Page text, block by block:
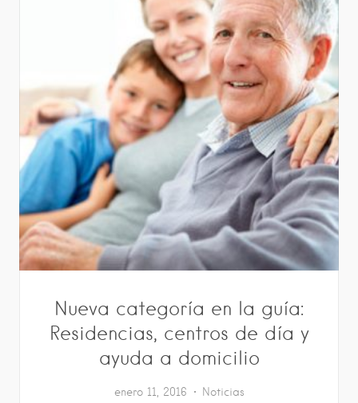
Nueva categoría en la guía:
Residencias, centros de día y
ayuda a domicilio
enero 11, 2016 Noticias